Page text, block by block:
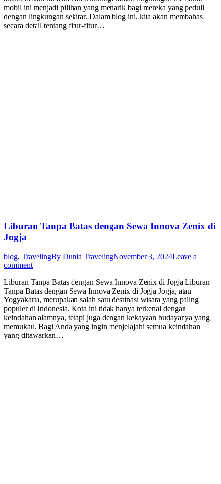
mobil ini menjadi pilihan yang menarik bagi mereka yang peduli
dengan lingkungan sekitar. Dalam blog ini, kita akan membahas
secara detail tentang fitur-fitur…
Liburan Tanpa Batas dengan Sewa Innova Zenix di
Jogja
blog, TravelingBy Dunia TravelingNovember 3, 2024Leave a
comment
Liburan Tanpa Batas dengan Sewa Innova Zenix di Jogja Liburan
Tanpa Batas dengan Sewa Innova Zenix di Jogja Jogja, atau
Yogyakarta, merupakan salah satu destinasi wisata yang paling
populer di Indonesia. Kota ini tidak hanya terkenal dengan
keindahan alamnya, tetapi juga dengan kekayaan budayanya yang
memukau. Bagi Anda yang ingin menjelajahi semua keindahan
yang ditawarkan…